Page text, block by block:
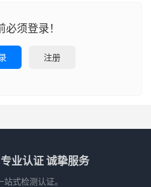
必须登录！
注册
业认证 诚挚服务
站式检测认证。